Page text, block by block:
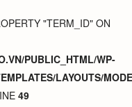
"TERM_ID" ON
PUBLIC_HTML/WP-
LAYOUTS/
49